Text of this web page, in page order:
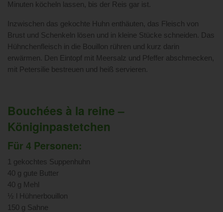
Minuten köcheln lassen, bis der Reis gar ist.
Inzwischen das gekochte Huhn enthäuten, das Fleisch von
Brust und Schenkeln lösen und in kleine Stücke schneiden. Das
Hühnchenfleisch in die Bouillon rühren und kurz darin
erwärmen. Den Eintopf mit Meersalz und Pfeffer abschmecken,
mit Petersilie bestreuen und heiß servieren.
Bouchées à la reine –
Königinpastetchen
Für 4 Personen:
1 gekochtes Suppenhuhn
40 g gute Butter
40 g Mehl
½ l Hühnerbouillon
150 g Sahne